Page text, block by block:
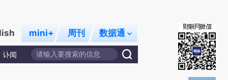
mini+ 周刊 数据通
讣闻